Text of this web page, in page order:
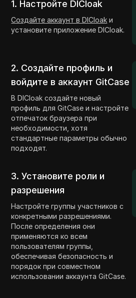
1. Настройте DICloak
Создайте аккаунт в DICloak и
установите приложение DICloak.
2. Создайте профиль и
войдите в аккаунт GitCase
В DICloak создайте новый
профиль для GitCase и настройте
отпечаток браузера при
необходимости, хотя
стандартные параметры обычно
подходят.
3. Установите роли и
разрешения
Настройте группы участников с
конкретными разрешениями.
После определения они
применяются ко всем
пользователям группы,
обеспечивая безопасность и
порядок при совместном
использовании аккаунта GitCase.